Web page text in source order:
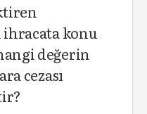
konu
değerin
cezası